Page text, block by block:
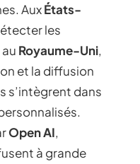
AuxÉtats-
les
Royaume-Uni,
et la diffusion
s’intègrent dans
Open AI,
à grande